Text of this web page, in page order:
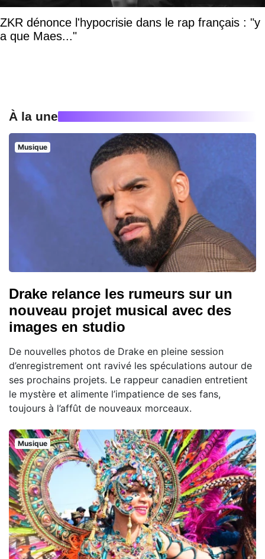
ZKR dénonce l'hypocrisie dans le rap français : "y
a que Maes..."
À la une
Musique
Drake relance les rumeurs sur un
nouveau projet musical avec des
images en studio
De nouvelles photos de Drake en pleine session
d’enregistrement ont ravivé les spéculations autour de
ses prochains projets. Le rappeur canadien entretient
le mystère et alimente l’impatience de ses fans,
toujours à l’affût de nouveaux morceaux.
Musique